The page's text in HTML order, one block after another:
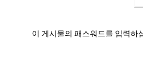
이 게시물의 패스워드를 입력하